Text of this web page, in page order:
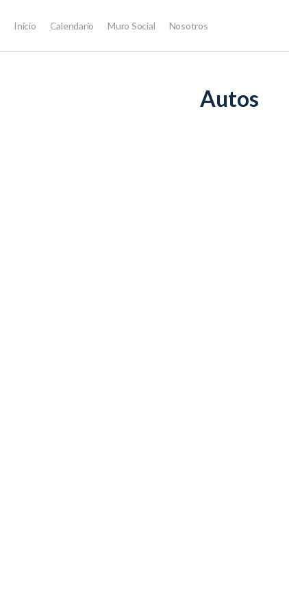
Inicio Calendario Muro Social Nosotros
Autos